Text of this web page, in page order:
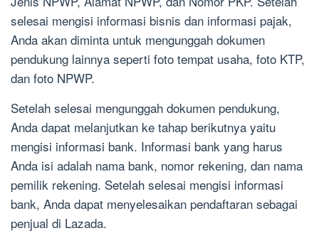
selesai mengisi informasi bisnis dan informasi pajak,
Anda akan diminta untuk mengunggah dokumen
pendukung lainnya seperti foto tempat usaha, foto KTP,
dan foto NPWP.
Setelah selesai mengunggah dokumen pendukung,
Anda dapat melanjutkan ke tahap berikutnya yaitu
mengisi informasi bank. Informasi bank yang harus
Anda isi adalah nama bank, nomor rekening, dan nama
pemilik rekening. Setelah selesai mengisi informasi
bank, Anda dapat menyelesaikan pendaftaran sebagai
penjual di Lazada.